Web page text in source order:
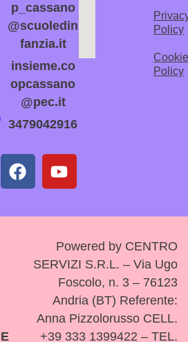
p_cassano
@scuoledin
fanzia.it
insieme.co
opcassano
@pec.it
3479042916
Policy
Policy
Powered by CENTRO
SERVIZI S.R.L. – Via Ugo
Foscolo, n. 3 – 76123
Andria (BT) Referente:
Anna Pizzolorusso CELL.
+39 333 1399422 – TEL.